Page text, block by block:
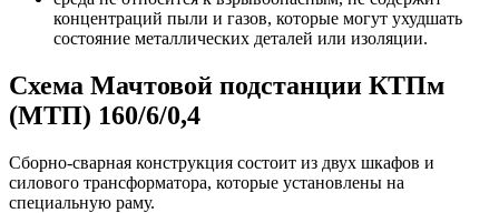
концентраций пыли и газов, которые могут ухудшать
состояние металлических деталей или изоляции.
Схема Мачтовой подстанции КТПм
(МТП) 160/6/0,4
Сборно-сварная конструкция состоит из двух шкафов и
силового трансформатора, которые установлены на
специальную раму.